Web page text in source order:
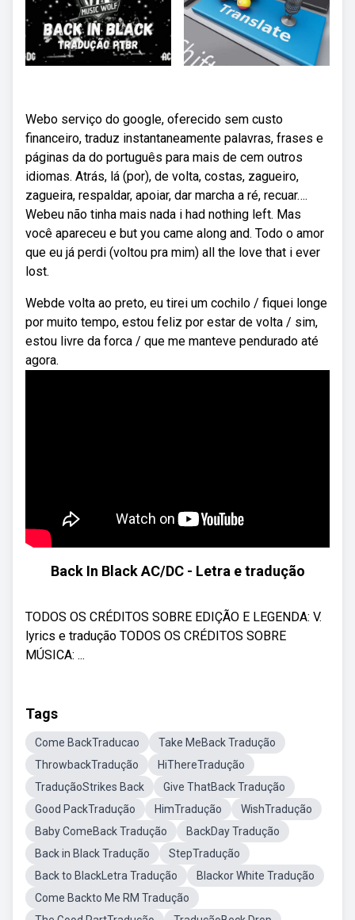
Webo serviço do google, oferecido sem custo
financeiro, traduz instantaneamente palavras, frases e
páginas da do português para mais de cem outros
idiomas. Atrás, lá (por), de volta, costas, zagueiro,
zagueira, respaldar, apoiar, dar marcha a ré, recuar….
Webeu não tinha mais nada i had nothing left. Mas
você apareceu e but you came along and. Todo o amor
que eu já perdi (voltou pra mim) all the love that i ever
lost.
Webde volta ao preto, eu tirei um cochilo / fiquei longe
por muito tempo, estou feliz por estar de volta / sim,
estou livre da forca / que me manteve pendurado até
agora.
Back In Black AC/DC - Letra e tradução
TODOS OS CRÉDITOS SOBRE EDIÇÃO E LEGENDA: V.
lyrics e tradução TODOS OS CRÉDITOS SOBRE
MÚSICA: ...
Tags
Come BackTraducao
Take MeBack Tradução
ThrowbackTradução
HiThereTradução
TraduçãoStrikes Back
Give ThatBack Tradução
Good PackTradução
HimTradução
WishTradução
Baby ComeBack Tradução
BackDay Tradução
Back in Black Tradução
StepTradução
Back to BlackLetra Tradução
Blackor White Tradução
Come Backto Me RM Tradução